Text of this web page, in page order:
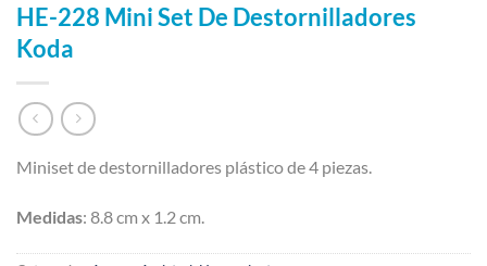
HE-228 Mini Set De Destornilladores
Koda
Miniset de destornilladores plástico de 4 piezas.
Medidas: 8.8 cm x 1.2 cm.